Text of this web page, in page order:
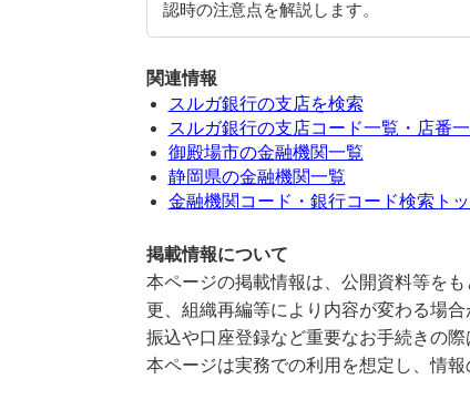
認時の注意点を解説します。
関連情報
スルガ銀行の支店を検索
スルガ銀行の支店コード一覧・店番
御殿場市の金融機関一覧
静岡県の金融機関一覧
金融機関コード・銀行コード検索ト
掲載情報について
本ページの掲載情報は、公開資料等を
更、組織再編等により内容が変わる場合
振込や口座登録など重要なお手続きの
本ページは実務での利用を想定し、情